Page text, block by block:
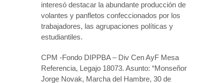
interesó destacar la abundante producción de
volantes y panfletos confeccionados por los
trabajadores, las agrupaciones políticas y
estudiantiles.
CPM -Fondo DIPPBA – Div Cen AyF Mesa
Referencia, Legajo 18073. Asunto: “Monseñor
Jorge Novak, Marcha del Hambre, 30 de